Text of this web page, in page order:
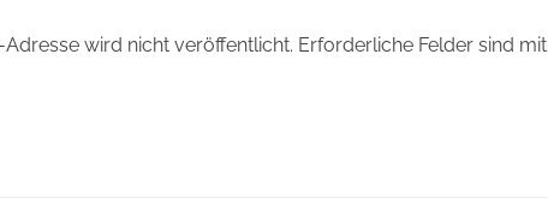
Adresse wird nicht veröffentlicht. Erforderliche Felder sind mit